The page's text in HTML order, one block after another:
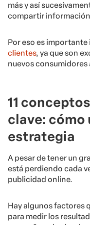
más y así
compartir
Por eso es
clientes, ya que son
nuevos consumidores
11
clave: cómo
estrategia
A pesar de tener un
está perdiendo cada
publicidad online.
Hay algunos factores
para medir los